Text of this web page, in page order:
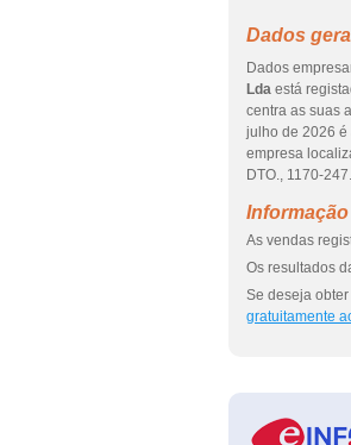
Dados
Dados
Lda está
centra as suas
julho de 2026 é
empresa
DTO., 1170-
As vendas
Os resultados
Se deseja
gratuitamente